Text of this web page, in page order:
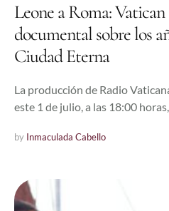
Leone a Roma:
documental sobre los
Ciudad Eterna
La producción de Radio
este 1 de julio, a las 18:00
by Inmaculada Cabello